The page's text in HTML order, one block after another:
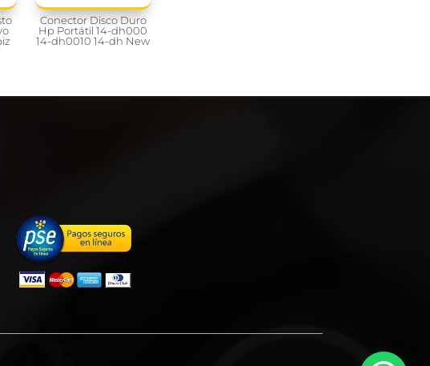
Conector Disco Duro
Hp Portátil 14-dh000
14-dh0010 14-dh New